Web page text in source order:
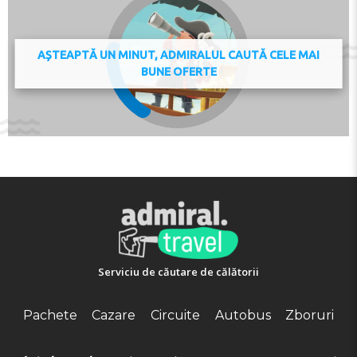
the contact details provided in your confirmation. In
response to Coronavirus (COVID-19), additional safety
and sanitation measures are in effect at this property.
Food & beverage services at this property may be
limited or unavailable due to Coronavirus (COVID-19).
Due to Coronavirus (COVID-19), this property is taking
steps to help protect the safety of guests and staff.
Certain services and amenities may be reduced or
operating hours. In accordance with government
(COVID-19), this property may request additional
documentation from guests to validate identity, travel
itinerary and other relevant information, during dates
where such guidelines exist. Restaurant is closed from
Fri 04 Sept 2020 until Sat 12 Sept 2020 Bar is closed
booking an apartment, you can bring your own towels
AȘTEAPTĂ UN MINUT, ADMIRALUL CAUTĂ CELE MAI
BUNE OFERTE
Serviciu de căutare de călătorii
Pachete Cazare Circuite Autobus Zboruri